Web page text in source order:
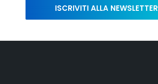
ISCRIVITI ALLA NEWSLETTER